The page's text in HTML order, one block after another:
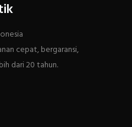
cepat, bergaransi,
dari 20 tahun.